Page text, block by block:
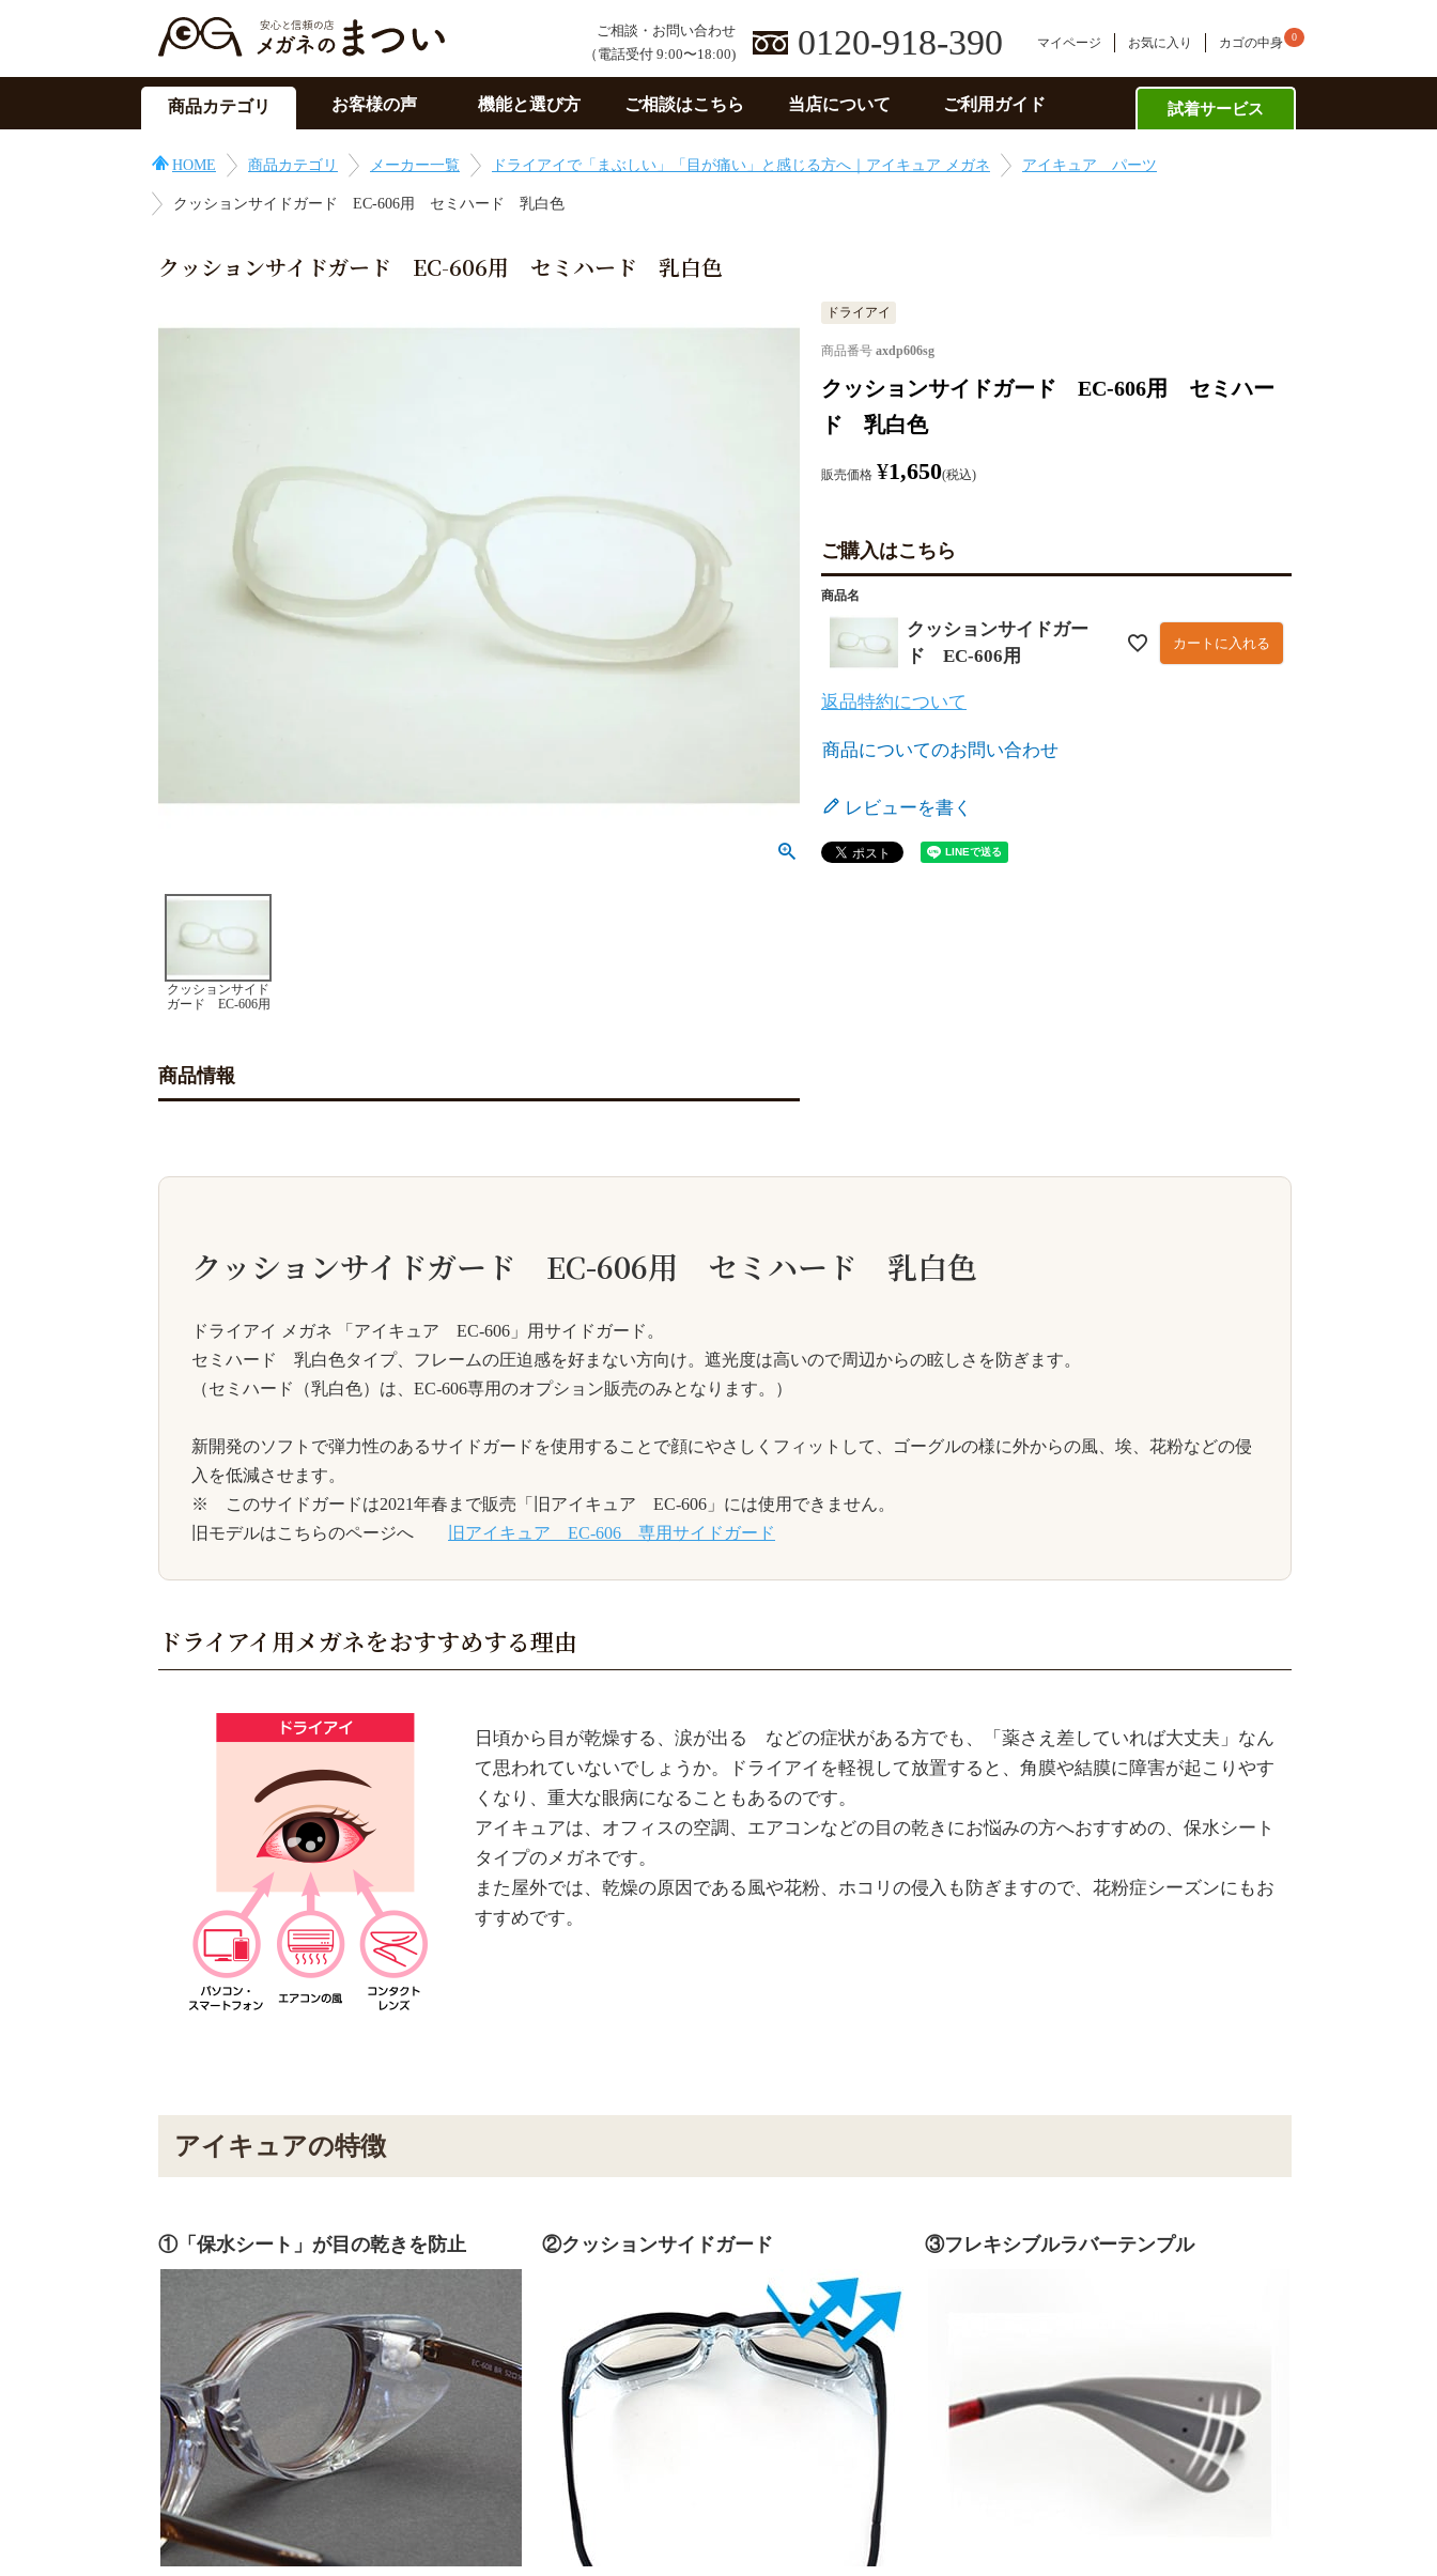
ご相談・お問い合わせ
（電話受付 9:00〜18:00)
0120-918-390 マイページ お気に入り カゴの中身 0
商品カテゴリ
目の症状に
お客様の声 機能と選び方 ご相談はこちら 当店について ご利用ガイド 試着サービス
HOME 商品カテゴリ メーカー一覧 ドライアイで「まぶしい」「目が痛い」と感じる方へ｜アイキュア メガネ アイキュア パーツ
クッションサイドガード EC-606用 セミハード 乳白色
クッションサイドガード EC-606用 セミハード 乳白色
クッションサイド
ガード EC-606用
商品情報
ドライアイ
商品番号 axdp606sg
クッションサイドガード EC-606用 セミハー
ド 乳白色
販売価格 ¥1,650 税込
ご購入はこちら
商品名
クッションサイドガー
ド EC-606用
カートに入れる
返品特約について
商品についてのお問い合わせ
レビューを書く
クッションサイドガード EC-606用 セミハード 乳白色
ドライアイ メガネ 「アイキュア EC-606」用サイドガード。
セミハード 乳白色タイプ、フレームの圧迫感を好まない方向け。遮光度は高いので周辺からの眩しさを防ぎます。
（セミハード（乳白色）は、EC-606専用のオプション販売のみとなります。）
新開発のソフトで弾力性のあるサイドガードを使用することで顔にやさしくフィットして、ゴーグルの様に外からの風、埃、花粉などの侵
入を低減させます。
※ このサイドガードは2021年春まで販売「旧アイキュア EC-606」には使用できません。
旧モデルはこちらのページへ
旧アイキュア EC-606 専用サイドガード
ドライアイ用メガネをおすすめする理由
日頃から目が乾燥する、涙が出る などの症状がある方でも、「薬さえ差していれば大丈夫」なん
て思われていないでしょうか。ドライアイを軽視して放置すると、角膜や結膜に障害が起こりやす
くなり、重大な眼病になることもあるのです。
アイキュアは、オフィスの空調、エアコンなどの目の乾きにお悩みの方へおすすめの、保水シート
タイプのメガネです。
また屋外では、乾燥の原因である風や花粉、ホコリの侵入も防ぎますので、花粉症シーズンにもお
すすめです。
アイキュアの特徴
①「保水シート」が目の乾きを防止 ②クッションサイドガード ③フレキシブルラバーテンプル